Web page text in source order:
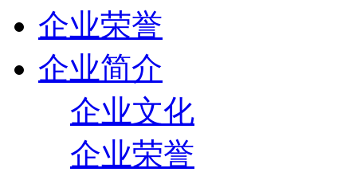
企业荣誉
企业简介
企业文化
企业荣誉